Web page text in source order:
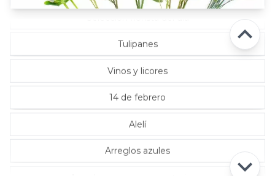
14 de febrero
Alelí
Arreglos azules
Tulipanes
Vinos y licores